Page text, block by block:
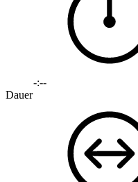
-:--
Dauer